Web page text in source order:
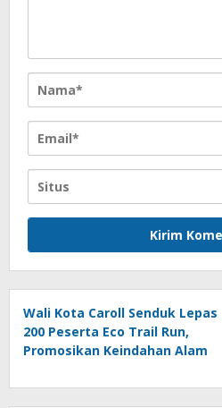
Wali Kota Caroll Senduk Lepas
200 Peserta Eco Trail Run,
Promosikan Keindahan Alam